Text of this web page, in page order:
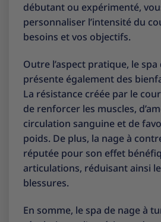
débutant ou expérimenté,
personnaliser l’intensité du
besoins et vos objectifs.
Outre l’aspect pratique, le
présente également des
La résistance créée par le
de renforcer les muscles,
circulation sanguine et de
poids. De plus, la nage à
réputée pour son effet
articulations, réduisant ainsi
blessures.
En somme, le spa de nage à